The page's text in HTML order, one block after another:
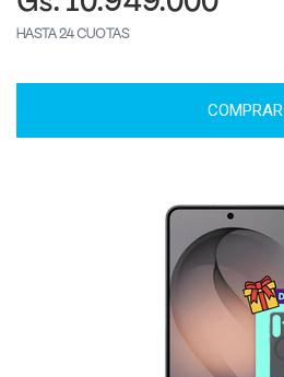
HASTA 24 CUOTAS
COMPRAR